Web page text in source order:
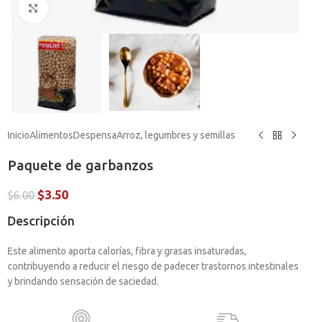
Haga clic para ampliar
InicioAlimentosDespensaArroz, legumbres y semillas
Paquete de garbanzos
$6.00 $3.50
Descripción
Este alimento aporta calorías, fibra y grasas insaturadas,
contribuyendo a reducir el riesgo de padecer trastornos intestinales
y brindando sensación de saciedad.